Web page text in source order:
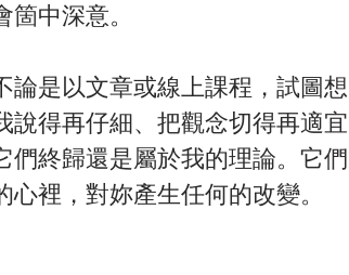
中深意。
論是以文章或線上課程，試圖想
說得再仔細、把觀念切得再適宜
們終歸還是屬於我的理論。它們
裡，對妳產生任何的改變。